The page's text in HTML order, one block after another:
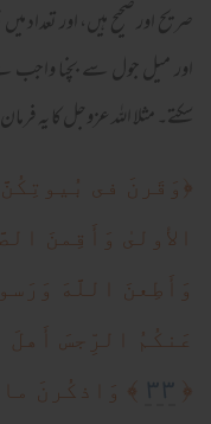
صریح اور صحیح ہیں، اور تعداد
اور میل جول سے بچنا واجب
سکتے۔ مثلا اللہ عزوجل کا یہ
﴿ وَقَرنَ فى
الأولىٰ وَأَقِمنَ
وَأَطِعنَ اللَّهَ
عَنكُمُ الرِّجسَ أَهلَ
﴿ ٣٣ ﴾ وَاذكُرنَ